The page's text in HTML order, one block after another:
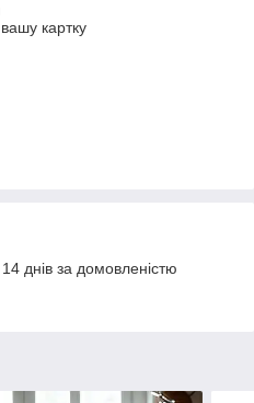
картку
днів за домовленістю